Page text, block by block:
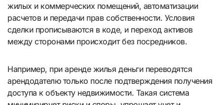
жилых и коммерческих помещений, автоматизации
расчетов и передачи прав собственности. Условия
сделки прописываются в коде, и переход активов
между сторонами происходит без посредников.
Например, при аренде жилья деньги переводятся
арендодателю только после подтверждения получения
доступа к объекту недвижимости. Такая система